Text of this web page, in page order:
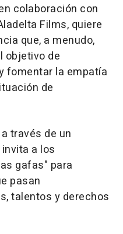
colaboración con
Films, quiere
que, a menudo,
objetivo de
fomentar la empatía
de
través de un
a los
gafas" para
pasan
talentos y derechos